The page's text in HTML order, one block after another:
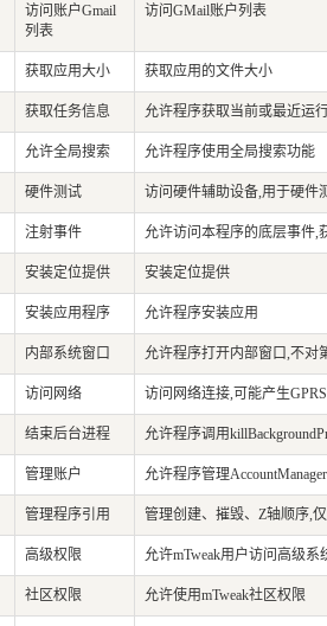
访问账户Gmail
列表
访问GMail账户列表
获取应用大小 获取应用的文件大小
获取任务信息 允许程序获取当前或最近运
允许全局搜索 允许程序使用全局搜索功能
硬件测试 访问硬件辅助设备,用于硬件
注射事件 允许访问本程序的底层事件,
安装定位提供 安装定位提供
安装应用程序 允许程序安装应用
内部系统窗口 允许程序打开内部窗口,不对
访问网络 访问网络连接,可能产生
结束后台进程 允许程序调用
管理账户 允许程序管理
管理程序引用 管理创建、摧毁、Z轴顺序,
高级权限 允许mTweak用户访问高级系
社区权限 允许使用mTweak社区权限